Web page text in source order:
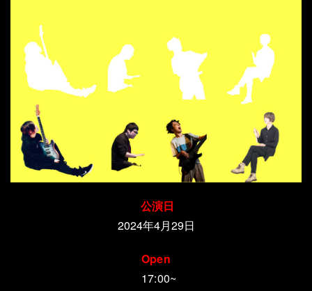
公演日
2024年4月29日
Open
17:00~